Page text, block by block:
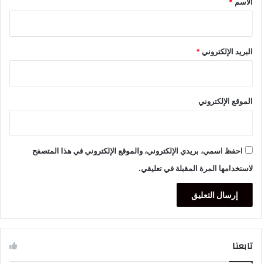
البريد الإلكتروني*
الموقع الإلكتروني
احفظ اسمي، بريدي الإلكتروني، والموقع الإلكتروني في هذا المتصفح
لاستخدامها المرة المقبلة في تعليقي.
تابعنا